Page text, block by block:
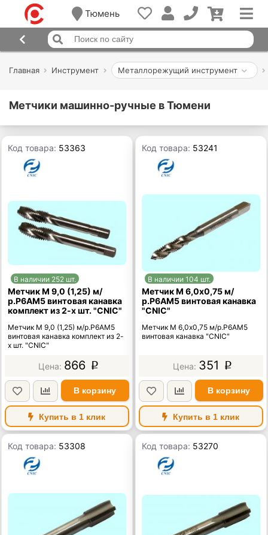
Тюмень
Главная Инструмент Металлорежущий инструмент
Метчики машинно-ручные в Тюмени
Код товара: 53363
В наличии 252 шт.
Метчик М 9,0 (1,25) м/
р.Р6АМ5 винтовая канавка
комплект из 2-х шт. "CNIC"
Метчик М 9,0 (1,25) м/р.Р6АМ5
винтовая канавка комплект из 2-
х шт. "CNIC"
866 p
В корзину
Купить в 1 клик
Код товара: 53241
В наличии 104 шт.
Метчик М 6,0х0,75 м/
р.Р6АМ5 винтовая канавка
"CNIC"
Метчик М 6,0х0,75 м/р.Р6АМ5
винтовая канавка "CNIC"
351 p
В корзину
Купить в 1 клик
Код товара: 53308 Код товара: 53270